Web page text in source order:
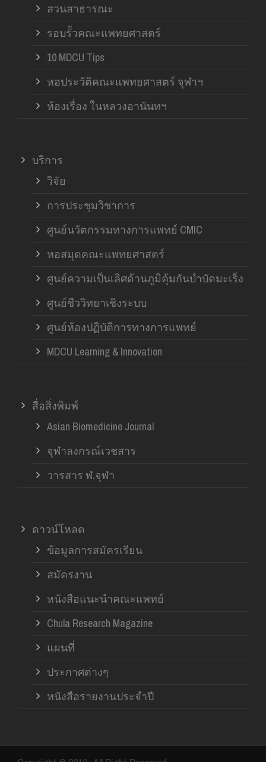
สวนสาธารณะ
รอบรั้วคณะแพทยศาสตร์
10 MDCU Tips
หอประวัติคณะแพทยศาสตร์ จุฬาฯ
ห้องเรื่อง ในหลวงอานันทฯ
บริการ
วิจัย
การประชุมวิชาการ
ศูนย์นวัตกรรมทางการแพทย์ CMIC
หอสมุดคณะแพทยศาสตร์
ศูนย์ความเป็นเลิศด้านภูมิคุ้มกันบำบัดมะเร็ง
ศูนย์ชีววิทยาเชิงระบบ
ศูนย์ห้องปฏิบัติการทางการแพทย์
MDCU Learning & Innovation
สื่อสิ่งพิมพ์
Asian Biomedicine Journal
จุฬาลงกรณ์เวชสาร
วารสาร ฬ.จุฬา
ดาวน์โหลด
ข้อมูลการสมัครเรียน
สมัครงาน
หนังสือแนะนำคณะแพทย์
Chula Research Magazine
แผนที่
ประกาศต่างๆ
หนังสือรายงานประจำปี